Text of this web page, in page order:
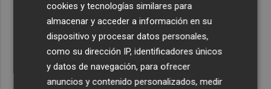
Estos son los estrenos que abren la cartelera en agosto:
de la comedia 'El último mono' a una nueva entrega de
'La Patrulla Canina'
cookies y tecnologías similares para
almacenar y acceder a información en su
dispositivo y procesar datos personales,
como su dirección IP, identificadores únicos
y datos de navegación, para ofrecer
anuncios y contenido personalizados, medir